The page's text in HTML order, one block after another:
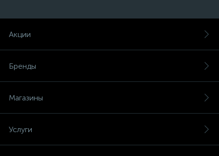
Акции
Бренды
Магазины
Услуги